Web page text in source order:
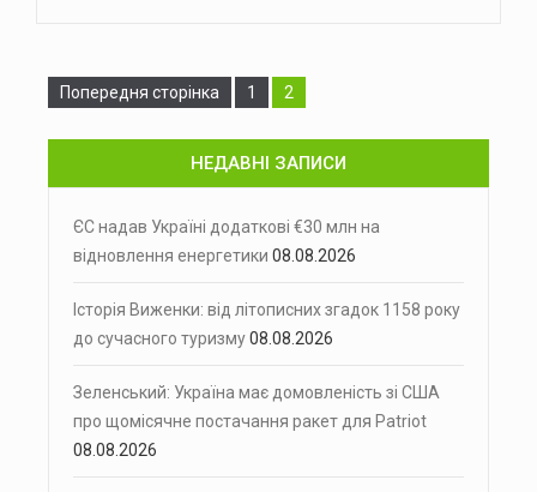
Попередня сторінка Сторінка
1 Сторінка
2
НЕДАВНІ ЗАПИСИ
ЄС надав Україні додаткові €30 млн на
відновлення енергетики 08.08.2026
Історія Виженки: від літописних згадок 1158 року
до сучасного туризму08.08.2026
Зеленський: Україна має домовленість зі США
про щомісячне постачання ракет для Patriot
08.08.2026